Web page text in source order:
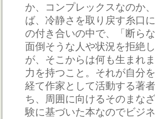
か、コンプレックスなのか
ば、冷静さを取り戻す糸口
の付き合いの中で、「断ら
面倒そうな人や状況を拒絶
が、そこからは何も生まれ
力を持つこと。それが自分
経て作家として活動する著
ち、周囲に向けるそのまな
験に基づいた本なのでビジ